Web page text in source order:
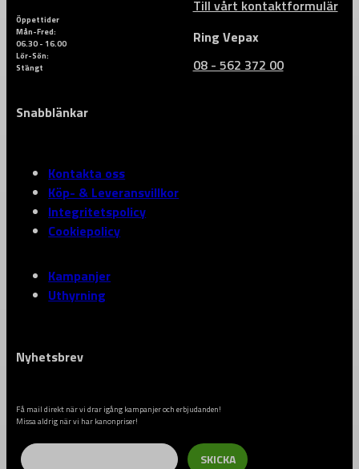
Till vårt kontaktformulär
Öppettider
Mån-Fred:
06.30 - 16.00
Lör-Sön:
Stängt
Ring Vepax
08 - 562 372 00
Snabblänkar
Kontakta oss
Köp- & Leveransvillkor
Integritetspolicy
Cookiepolicy
Kampanjer
Uthyrning
Nyhetsbrev
Få mail direkt när vi drar igång kampanjer och erbjudanden!
Missa aldrig när vi har kanonpriser!
Email
SKICKA